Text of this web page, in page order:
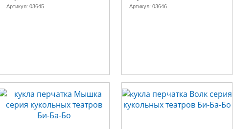
Би-Ба-Бо
Машенька и медведь, Страшный Пых
Артикул: 03645 Артикул: 03646